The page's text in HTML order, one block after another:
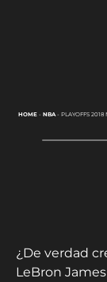
HOME- NBA- PLAYOFFS
¿De verdad
LeBron